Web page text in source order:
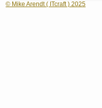
© Mike Arendt ( ITcraft ) 2025